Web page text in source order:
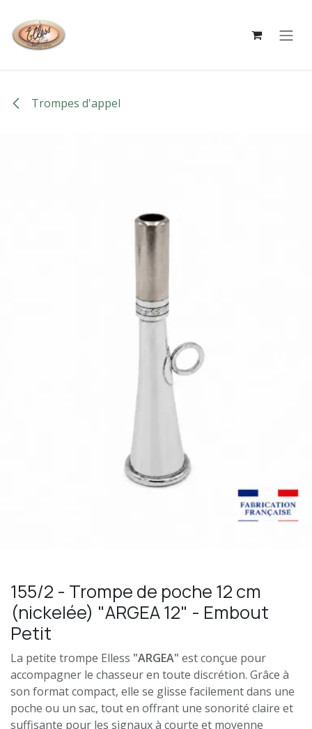
Trompes d'appel
155/2 - Trompe de poche 12 cm
(nickelée) "ARGEA 12" - Embout
Petit
La petite trompe Elless "ARGEA" est conçue pour
accompagner le chasseur en toute discrétion. Grâce à
son format compact, elle se glisse facilement dans une
poche ou un sac, tout en offrant une sonorité claire et
suffisante pour les signaux à courte et moyenne